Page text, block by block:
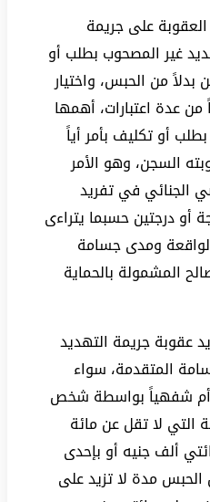
على جريمة
غير المصحوب بطلب أو
بدلاً من الحبس، واختيار
عدة اعتبارات، أهمها
أو تكليف بأمر أياً
السجن، وهو الأمر
الجنائي في تفريد
أو درجتين حسبما يتراءى
ومدى جسامة
المشمولة بالحماية
عقوبة جريمة التهديد
المتقدمة، سواء
أم شفهياً بواسطة شخص
التي لا تقل عن مائة
ألف جنيه أو بإحدى
الحبس مدة لا تزيد على